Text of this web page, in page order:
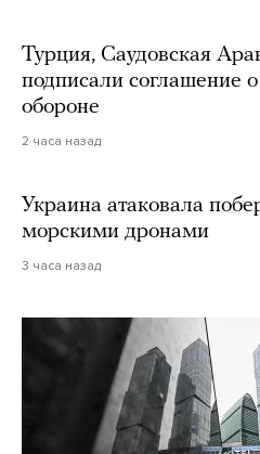
Турция, Саудовская
подписали соглашение
обороне
2 часа назад
Украина атаковала
морскими дронами
3 часа назад